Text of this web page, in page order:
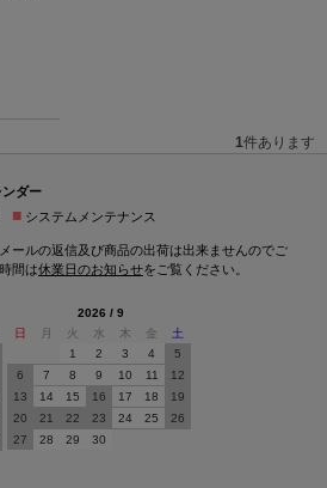
1件あります
ダー
■ システムメンテナンス
ールの返信及び商品の出荷は出来ませんのでご
間は休業日のお知らせをご覧ください。
2026 / 9
日
月 火 水 木 金
土
1
2 3 4
5
6
7 8 9 10 11
12
13
14 15 16 17 18
19
20
21 22 23 24 25
26
27
28 29 30